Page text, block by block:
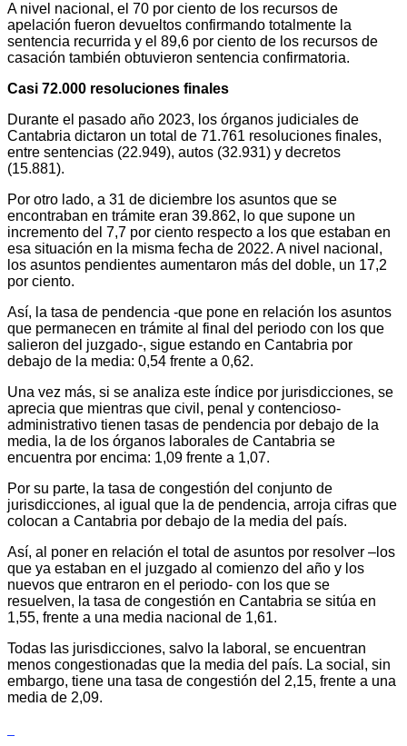
A nivel nacional, el 70 por ciento de los recursos de
apelación fueron devueltos confirmando totalmente la
sentencia recurrida y el 89,6 por ciento de los recursos de
casación también obtuvieron sentencia confirmatoria.
Casi 72.000 resoluciones finales
Durante el pasado año 2023, los órganos judiciales de
Cantabria dictaron un total de 71.761 resoluciones finales,
entre sentencias (22.949), autos (32.931) y decretos
(15.881).
Por otro lado, a 31 de diciembre los asuntos que se
encontraban en trámite eran 39.862, lo que supone un
incremento del 7,7 por ciento respecto a los que estaban en
esa situación en la misma fecha de 2022. A nivel nacional,
los asuntos pendientes aumentaron más del doble, un 17,2
por ciento.
Así, la tasa de pendencia -que pone en relación los asuntos
que permanecen en trámite al final del periodo con los que
salieron del juzgado-, sigue estando en Cantabria por
debajo de la media: 0,54 frente a 0,62.
Una vez más, si se analiza este índice por jurisdicciones, se
aprecia que mientras que civil, penal y contencioso-
administrativo tienen tasas de pendencia por debajo de la
media, la de los órganos laborales de Cantabria se
encuentra por encima: 1,09 frente a 1,07.
Por su parte, la tasa de congestión del conjunto de
jurisdicciones, al igual que la de pendencia, arroja cifras que
colocan a Cantabria por debajo de la media del país.
Así, al poner en relación el total de asuntos por resolver –los
que ya estaban en el juzgado al comienzo del año y los
nuevos que entraron en el periodo- con los que se
resuelven, la tasa de congestión en Cantabria se sitúa en
1,55, frente a una media nacional de 1,61.
Todas las jurisdicciones, salvo la laboral, se encuentran
menos congestionadas que la media del país. La social, sin
embargo, tiene una tasa de congestión del 2,15, frente a una
media de 2,09.